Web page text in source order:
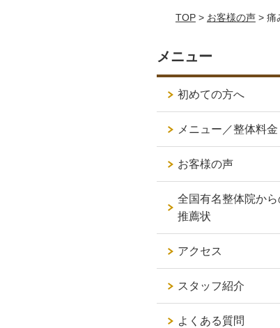
TOP> お客様の声> 痛
メニュー
初めての方へ
メニュー／整体料金
お客様の声
全国有名整体院から
推薦状
アクセス
スタッフ紹介
よくある質問